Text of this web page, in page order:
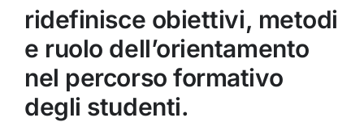
ridefinisce obiettivi, metodi
e ruolo dell’orientamento
nel percorso formativo
degli studenti.